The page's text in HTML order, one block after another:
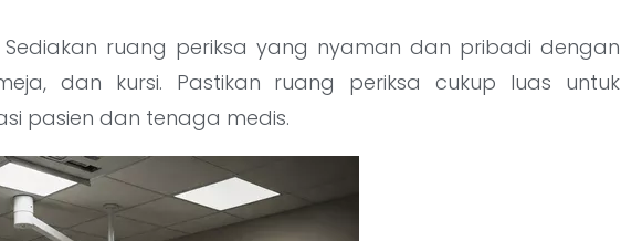
Sediakan ruang periksa yang nyaman dan pribadi dengan
dan kursi. Pastikan ruang periksa cukup luas untuk
pasien dan tenaga medis.